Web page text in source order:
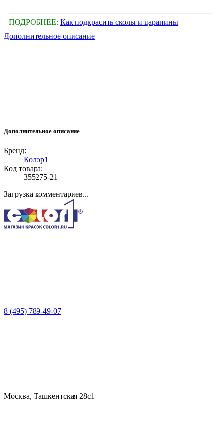
ПОДРОБНЕЕ: Как подкрасить сколы и царапины
Дополнительное описание
Дополнительное описание
Бренд:
Колор1
Код товара:
355275-21
Загрузка комментариев...
8 (495) 789-49-07
Москва, Ташкентская 28с1